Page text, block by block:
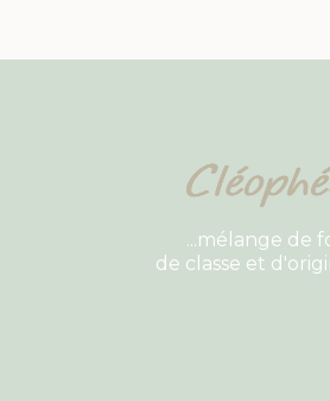
...mélange de
de classe et